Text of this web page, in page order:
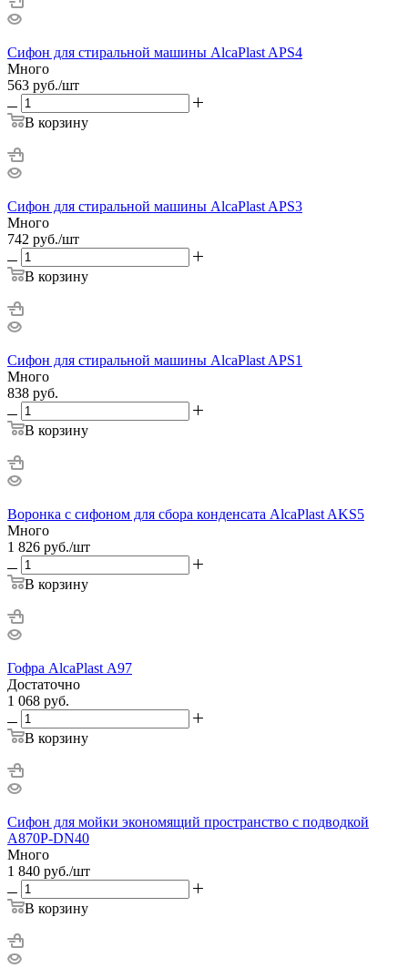
Сифон для стиральной машины AlcaPlast APS4
Много
563 руб./шт
В корзину
Сифон для стиральной машины AlcaPlast APS3
Много
742 руб./шт
В корзину
Сифон для стиральной машины AlcaPlast APS1
Много
838 руб.
В корзину
Воронка с сифоном для сбора конденсата AlcaPlast AKS5
Много
1 826 руб./шт
В корзину
Гофра AlcaPlast А97
Достаточно
1 068 руб.
В корзину
Сифон для мойки экономящий пространство с подводкой
A870P-DN40
Много
1 840 руб./шт
В корзину